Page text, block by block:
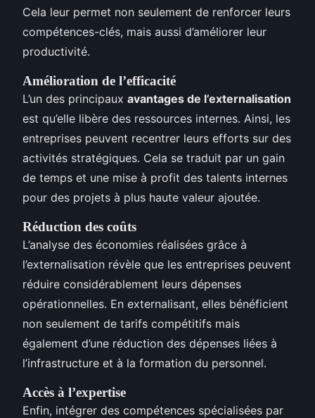
Cela leur permet non seulement de renforcer leurs
compétences-clés, mais aussi d’améliorer leur
productivité.
Amélioration de l’efficacité
L’un des principaux avantages de l’externalisation
est qu’elle libère des ressources internes. Ainsi, les
entreprises peuvent recentrer leurs efforts sur des
activités stratégiques. Cela se traduit par un gain
de temps et une mise à profit des talents internes
pour des projets à plus haute valeur ajoutée.
Réduction des coûts
L’analyse des économies réalisées grâce à
l’externalisation révèle que les entreprises peuvent
réduire considérablement leurs dépenses
opérationnelles. En externalisant, elles bénéficient
non seulement de tarifs compétitifs mais
également d’une réduction des dépenses liées à
l’infrastructure et à la formation du personnel.
Accès à l’expertise
Enfin, intégrer des compétences spécialisées par